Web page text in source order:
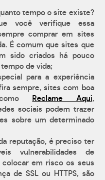
tempo o site existe?
você verifique essa
comprar em sites
É comum que sites que
sido criados há pouco
de vida;
para a experiência
sempre, sites com boa
Reclame Aqui,
sociais podem trazer
sobre um determinado
reputação, é preciso ter
vulnerabilidades de
colocar em risco os seus
de SSL ou HTTPS, são